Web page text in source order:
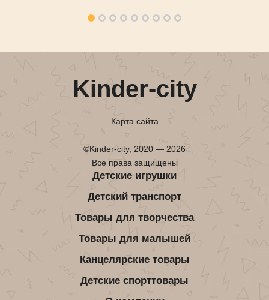
Kinder-city
Карта сайта
©Kinder-city, 2020 — 2026
Все права защищены
Детские игрушки
Детский транспорт
Товары для творчества
Товары для малышей
Канцелярские товары
Детские спорттовары